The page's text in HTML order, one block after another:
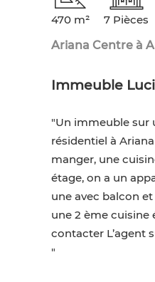
470 m² 7 Pièces
Ariana Centre à
Immeuble
"Un immeuble sur
résidentiel à
manger, une
étage, on a un
une avec balcon
une 2 ème cuisine
contacter L’agent
"